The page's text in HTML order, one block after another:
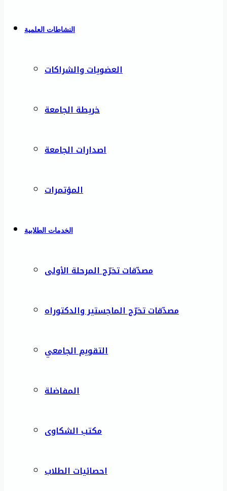
النشاطات العلمية
العضويات والشراكات
خريطة الجامعة
اصدارات الجامعة
المؤتمرات
الخدمات الطلابية
مصدّقات تخرّج المرحلة الأولى
مصدّقات تخرّج الماجستير والدكتوراه
التقويم الجامعي
المفاضلة
مكتب الشكاوى
احصائيات الطلاب